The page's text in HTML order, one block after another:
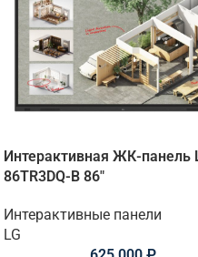
Интерактивная ЖК-панель
86TR3DQ-B 86"
Интерактивные панели
LG